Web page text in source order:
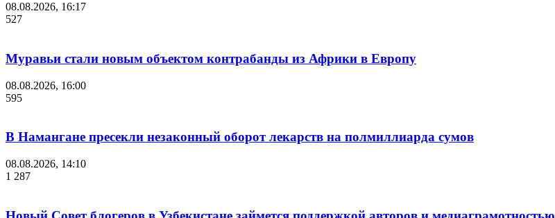
08.08.2026, 16:17
527
Муравьи стали новым объектом контрабанды из Африки в Европу
08.08.2026, 16:00
595
В Намангане пресекли незаконный оборот лекарств на полмиллиарда сумов
08.08.2026, 14:10
1 287